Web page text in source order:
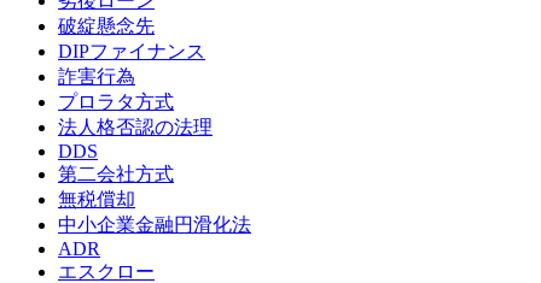
破綻懸念先
DIPファイナンス
詐害行為
プロラタ方式
法人格否認の法理
DDS
第二会社方式
無税償却
中小企業金融円滑化法
ADR
エスクロー